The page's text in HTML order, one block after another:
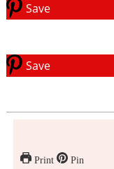
Save
Save
Print Pin